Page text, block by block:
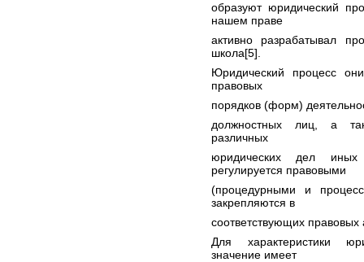
образуют юридический
нашем праве
активно разрабатывал
школа[5].
Юридический процесс
правовых
порядков (форм)
должностных лиц, а
различных
юридических дел
регулируется правовыми
(процедурными и
закрепляются в
соответствующих
Для характеристики
значение имеет